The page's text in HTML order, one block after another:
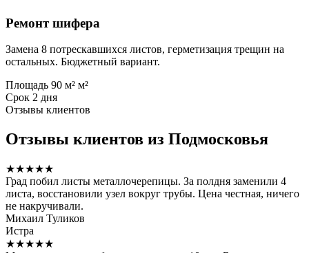
Ремонт шифера
Замена 8 потрескавшихся листов, герметизация трещин на
остальных. Бюджетный вариант.
Площадь 90 м² м²
Срок 2 дня
Отзывы клиентов
Отзывы клиентов из Подмосковья
★★★★★
Град побил листы металлочерепицы. За полдня заменили 4
листа, восстановили узел вокруг трубы. Цена честная, ничего
не накручивали.
Михаил Туликов
Истра
★★★★★